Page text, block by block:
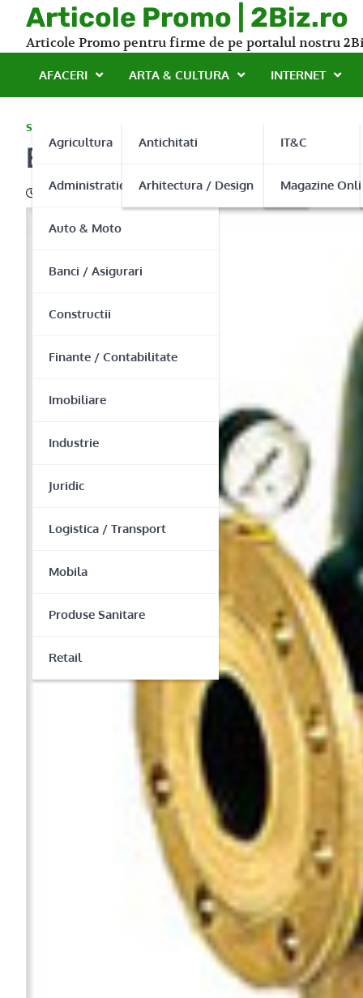
content
Articole Promo | 2Biz.ro
Articole Promo pentru firme de pe portalul nostru
AFACERI
Agricultura
Administratie Publica
Auto & Moto
Banci / Asigurari
Constructii
Finante / Contabilitate
Imobiliare
Industrie
Juridic
Logistica / Transport
Mobila
Produse Sanitare
Retail
ARTA & CULTURA
Antichitati
Arhitectura / Design
INTERNET
IT&C
Magazine
SANATATE
Eco Avangard pune pret
11/03/2014